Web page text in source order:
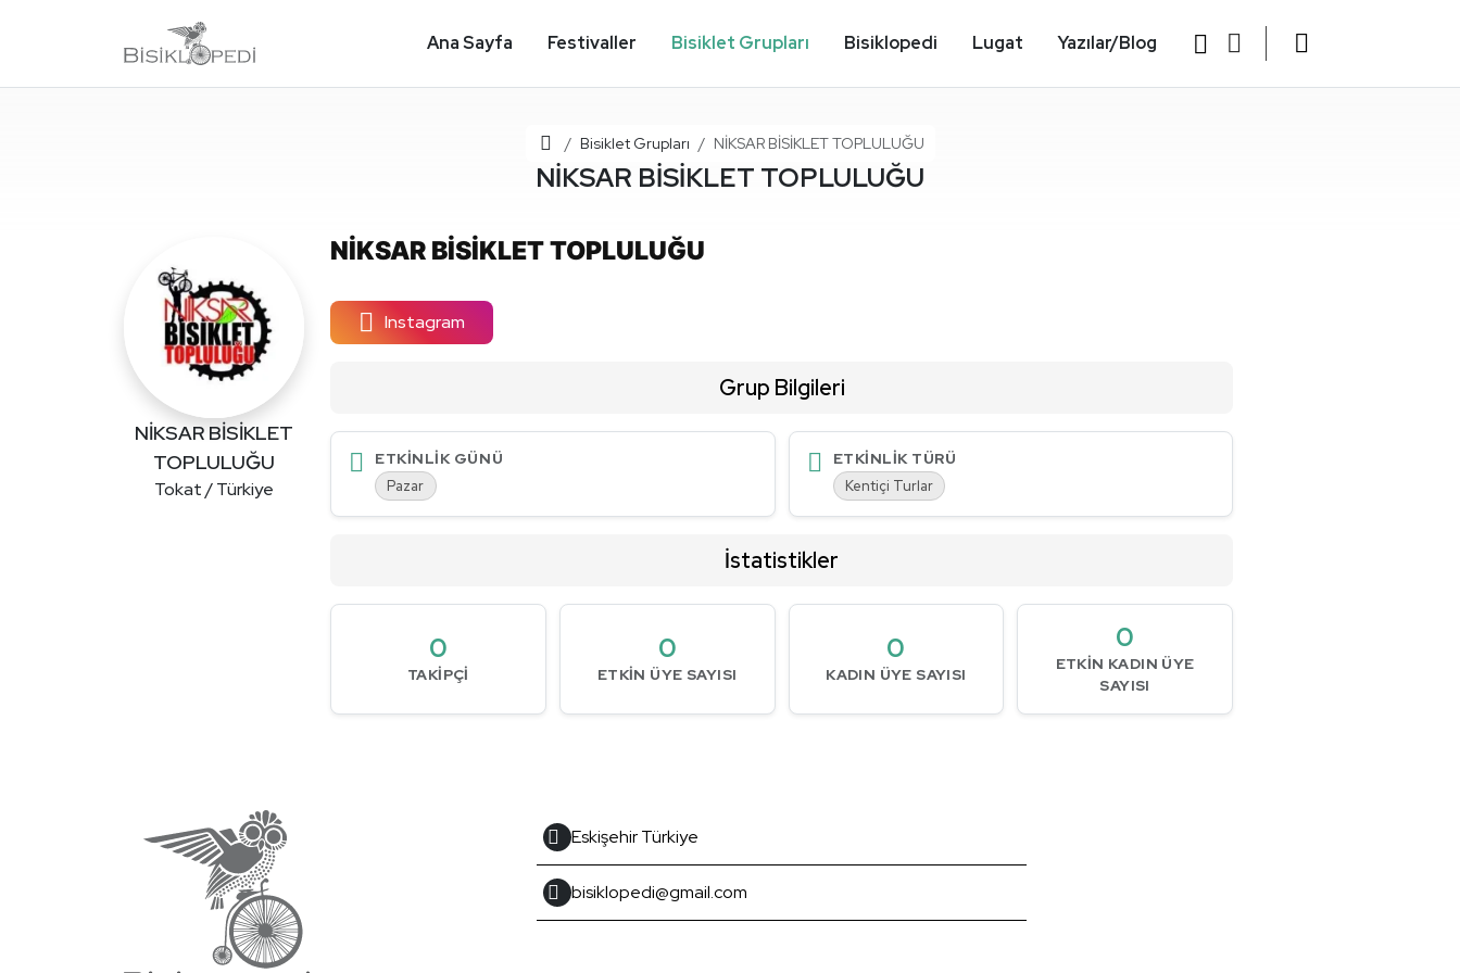
Ana Sayfa Festivaller Bisiklet Grupları Bisiklopedi Lugat Yazılar/Blog
Ana SayfaBisiklet Grupları NİKSAR BİSİKLET TOPLULUĞU
NİKSAR BİSİKLET TOPLULUĞU
NİKSAR BİSİKLET
TOPLULUĞU
Tokat / Türkiye
NİKSAR BİSİKLET TOPLULUĞU
Instagram
Grup Bilgileri
ETKINLIK GÜNÜ
Pazar
ETKINLIK TÜRÜ
Kentiçi Turlar
İstatistikler
0
TAKIPÇI
0
ETKIN ÜYE SAYISI
0
KADIN ÜYE SAYISI
0
ETKIN KADIN ÜYE
SAYISI
Eskişehir Türkiye
bisiklopedi@gmail.com